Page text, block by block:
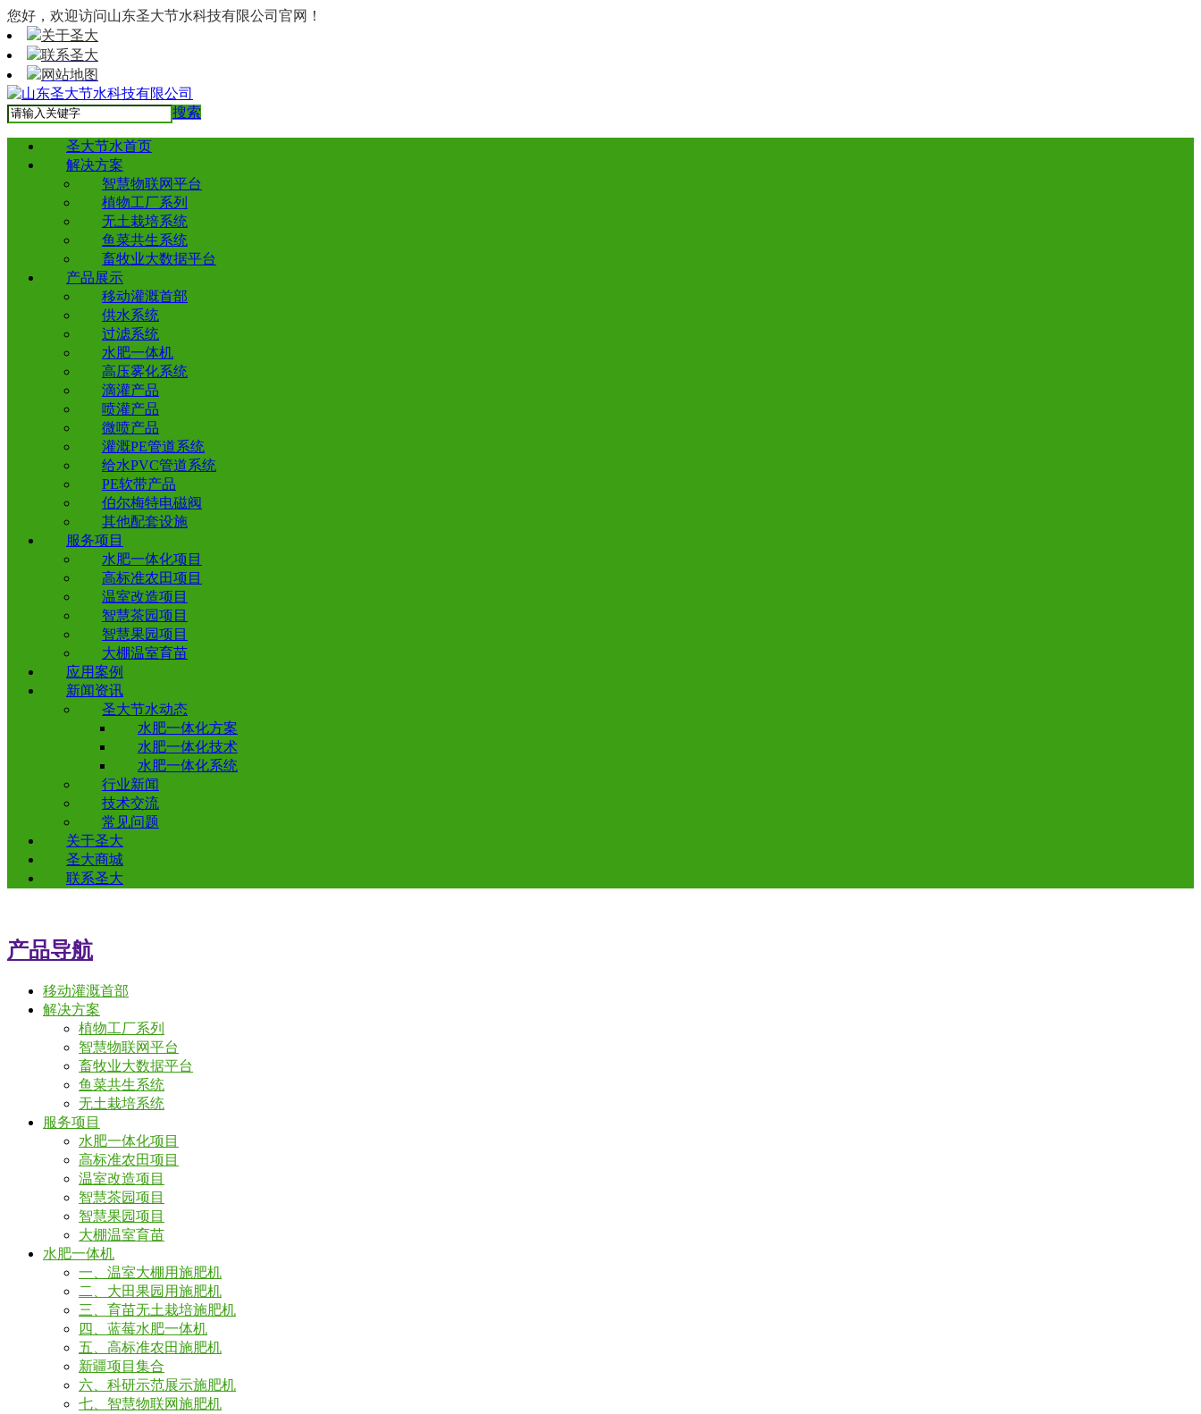
您好，欢迎访问山东圣大节水科技有限公司官网！
关于圣大
联系圣大
网站地图
搜索
圣大节水首页
解决方案
智慧物联网平台
植物工厂系列
无土栽培系统
鱼菜共生系统
畜牧业大数据平台
产品展示
移动灌溉首部
供水系统
过滤系统
水肥一体机
高压雾化系统
滴灌产品
喷灌产品
微喷产品
灌溉PE管道系统
给水PVC管道系统
PE软带产品
伯尔梅特电磁阀
其他配套设施
服务项目
水肥一体化项目
高标准农田项目
温室改造项目
智慧茶园项目
智慧果园项目
大棚温室育苗
应用案例
新闻资讯
圣大节水动态
水肥一体化方案
水肥一体化技术
水肥一体化系统
行业新闻
技术交流
常见问题
关于圣大
圣大商城
联系圣大
产品导航
移动灌溉首部
解决方案
植物工厂系列
智慧物联网平台
畜牧业大数据平台
鱼菜共生系统
无土栽培系统
服务项目
水肥一体化项目
高标准农田项目
温室改造项目
智慧茶园项目
智慧果园项目
大棚温室育苗
水肥一体机
一、温室大棚用施肥机
二、大田果园用施肥机
三、育苗无土栽培施肥机
四、蓝莓水肥一体机
五、高标准农田施肥机
新疆项目集合
六、科研示范展示施肥机
七、智慧物联网施肥机